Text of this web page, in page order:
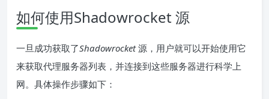
如何使用Shadowrocket 源
一旦成功获取了Shadowrocket源，用户就可以开始使用它
来获取代理服务器列表，并连接到这些服务器进行科学上
网。具体操作步骤如下：